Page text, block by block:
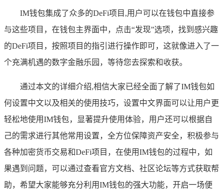
IM钱包集成了众多的DeFi项目,用户可以在钱包中直接参
与这些项目，在钱包主界面中，点击“发现”选项，找到感兴趣
的DeFi项目，按照项目的指引进行操作即可，这就像进入了一
个充满机遇的数字金融乐园，等待您去探索和收获。
通过本文的详细介绍,相信大家已经全面了解了IM钱包如
何设置中文以及相关的使用技巧，设置中文界面可以让用户更
轻松地使用IM钱包，显著提升使用体验，用户还可以根据自
己的需求进行其他常用设置，全方位保障资产安全，积极参与
各种加密货币交易和DeFi项目，在使用IM钱包的过程中，如
果遇到问题，可以通过查看官方文档、社区论坛等方式获取帮
助，希望大家能够充分利用IM钱包的强大功能，开启一场便